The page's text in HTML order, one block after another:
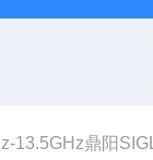
13.5GHz鼎阳